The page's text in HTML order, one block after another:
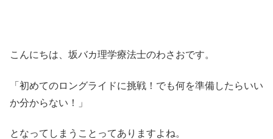
こんにちは、坂バカ理学療法士のわさおです。
「初めてのロングライドに挑戦！でも何を準備したらいい
か分からない！」
となってしまうことってありますよね。